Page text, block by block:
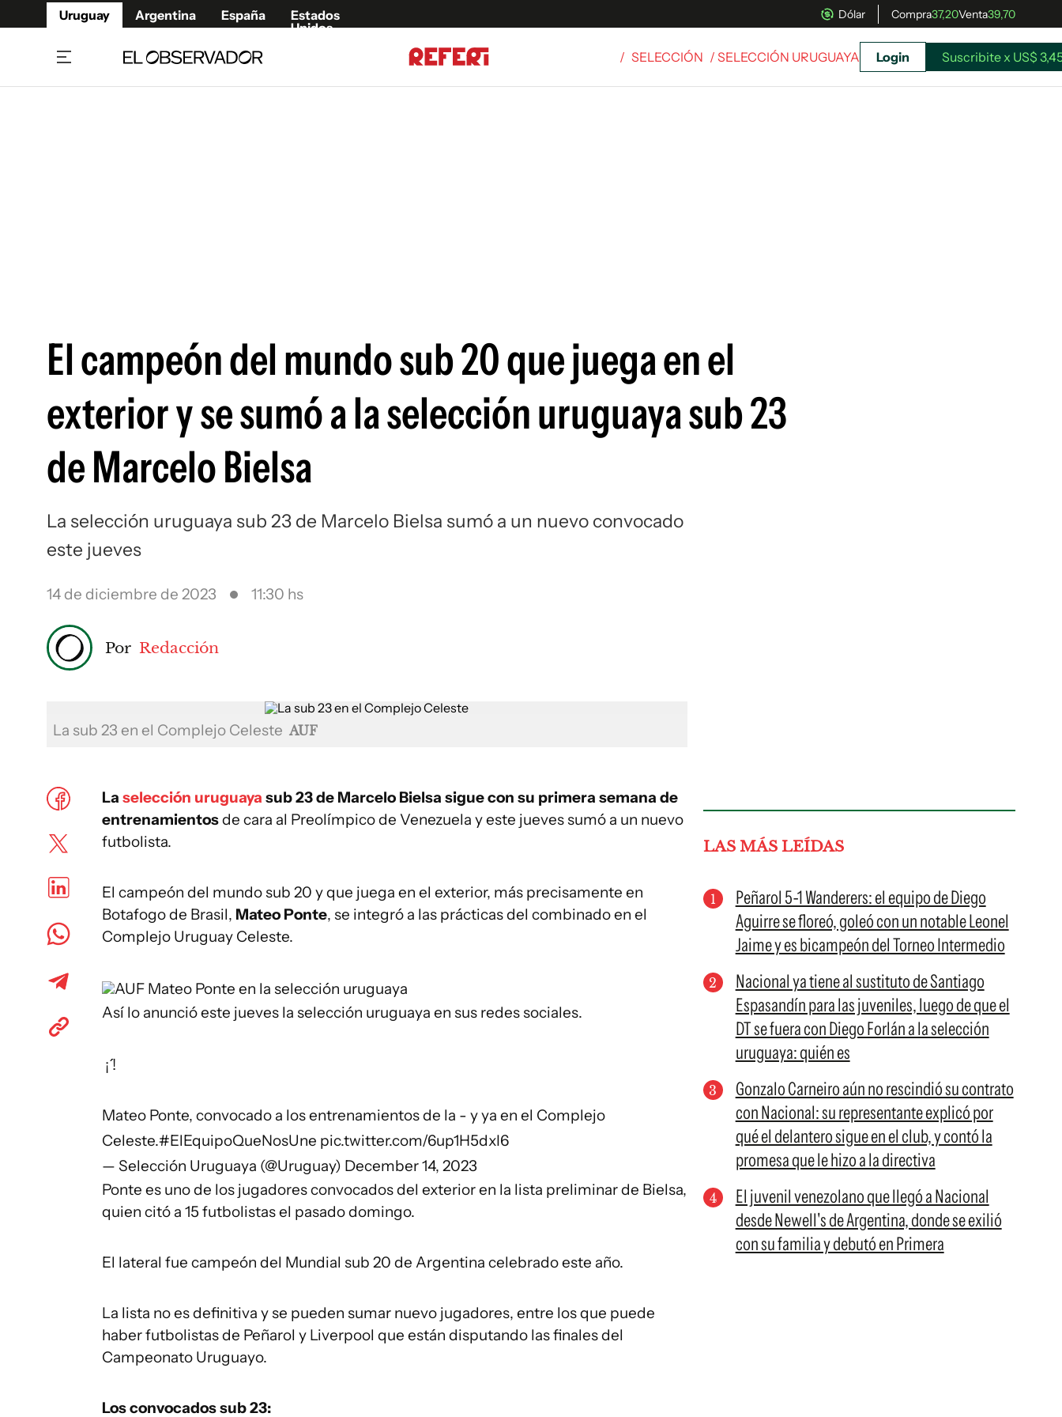
Uruguay Argentina España
Estados
Unidos
Dólar Compra37,20Venta39,70
Siguenos en:
/ SELECCIÓN / SELECCIÓN URUGUAYA Login Suscribite x US$
El campeón del mundo sub 20 que juega en el
exterior y se sumó a la selección uruguaya sub 23
de Marcelo Bielsa
La selección uruguaya sub 23 de Marcelo Bielsa sumó a un nuevo convocado
este jueves
14 de diciembre de 2023 11:30 hs
Por Redacción
La sub 23 en el Complejo Celeste AUF
La selección uruguaya sub 23 de Marcelo Bielsa sigue con su primera semana de
entrenamientosde cara al Preolímpico de Venezuela y este jueves sumó a un nuevo
futbolista.
El campeón del mundo sub 20 y que juega en el exterior, más precisamente en
Botafogo de Brasil, Mateo Ponte, se integró a las prácticas del combinado en el
Complejo Uruguay Celeste.
AUF Mateo Ponte en la selección uruguaya
Así lo anunció este jueves la selección uruguaya en sus redes sociales.
️ ¡́ !
Mateo Ponte, convocado a los entrenamientos de la - y ya en el Complejo
Celeste.#ElEquipoQueNosUne pic.twitter.com/6up1H5dxI6
— Selección Uruguaya (@Uruguay) December 14, 2023
Ponte es uno de los jugadores convocados del exterior en la lista preliminar de Bielsa,
quien citó a 15 futbolistas el pasado domingo.
El lateral fue campeón del Mundial sub 20 de Argentina celebrado este año.
La lista no es definitiva y se pueden sumar nuevo jugadores, entre los que puede
haber futbolistas de Peñarol y Liverpool que están disputando las finales del
Campeonato Uruguayo.
Los convocados sub 23:
LAS MÁS LEÍDAS
Peñarol 5-1 Wanderers: el equipo de Diego
Aguirre se floreó, goleó con un notable Leonel
Jaime y es bicampeón del Torneo Intermedio
Nacional ya tiene al sustituto de Santiago
Espasandín para las juveniles, luego de que el
DT se fuera con Diego Forlán a la selección
uruguaya: quién es
Gonzalo Carneiro aún no rescindió su contrato
con Nacional: su representante explicó por
qué el delantero sigue en el club, y contó la
promesa que le hizo a la directiva
El juvenil venezolano que llegó a Nacional
desde Newell's de Argentina, donde se exilió
con su familia y debutó en Primera